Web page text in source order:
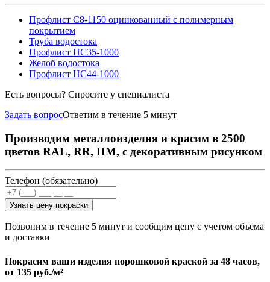
Профлист С8-1150 оцинкованный с полимерным
покрытием
Труба водостока
Профлист НС35-1000
Желоб водостока
Профлист НС44-1000
Есть вопросы? Спросите у специалиста
Задать вопросОтветим в течение 5 минут
Производим металлоизделия и красим в 2500
цветов RAL, RR, ПМ, с декоративным рисунком
Телефон (обязательно)
Узнать цену покраски
Позвоним в течение 5 минут и сообщим цену с учетом объема
и доставки
Покрасим ваши изделия порошковой краской за 48 часов,
от 135 руб./м²